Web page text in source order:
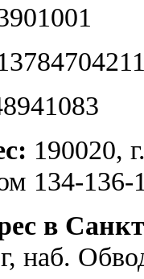
190020,
134-
в
наб.